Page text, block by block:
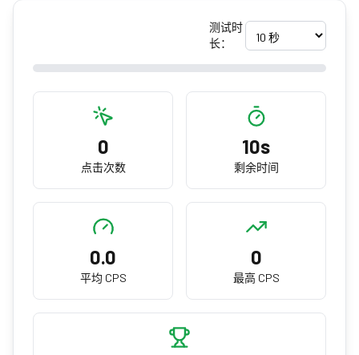
测试时
长：
0
点击次数
10s
剩余时间
0.0
平均 CPS
0
最高 CPS